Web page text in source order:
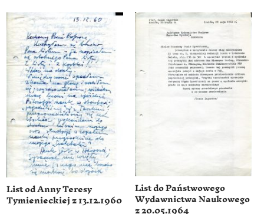
List od Anny Teresy
Tymienieckiej z 13.12.1960
List do Państwowego
Wydawnictwa Naukowego